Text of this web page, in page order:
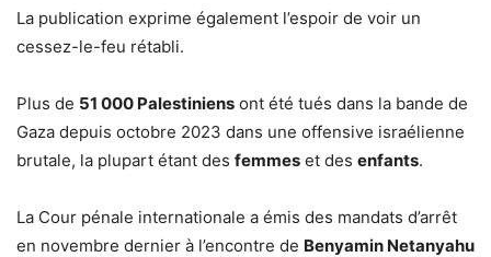
La publication exprime également l’espoir de voir un
cessez-le-feu rétabli.
Plus de 51 000 Palestiniens ont été tués dans la bande de
Gaza depuis octobre 2023 dans une offensive israélienne
brutale, la plupart étant des femmes et des enfants.
La Cour pénale internationale a émis des mandats d’arrêt
en novembre dernier à l’encontre de Benyamin Netanyahu